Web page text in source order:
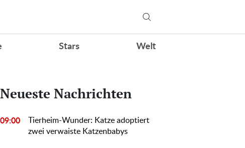
Stars Welt
Neueste Nachrichten
09:00
Tierheim-Wunder: Katze adoptiert
zwei verwaiste Katzenbabys